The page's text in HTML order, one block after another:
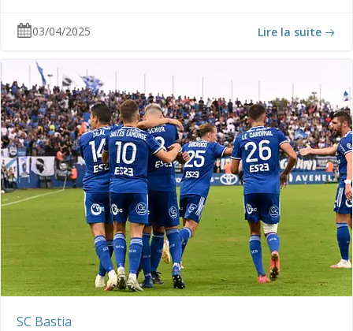
03/04/2025 Lire la suite
SC Bastia